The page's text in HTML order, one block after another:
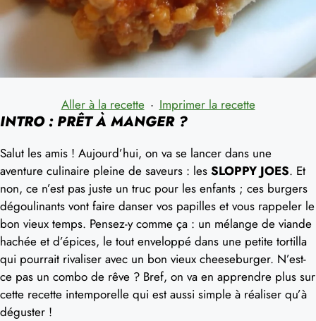
Aller à la recette · Imprimer la recette
INTRO : PRÊT À MANGER ?
Salut les amis ! Aujourd’hui, on va se lancer dans une
aventure culinaire pleine de saveurs : les SLOPPY JOES. Et
non, ce n’est pas juste un truc pour les enfants ; ces burgers
dégoulinants vont faire danser vos papilles et vous rappeler le
bon vieux temps. Pensez-y comme ça : un mélange de viande
hachée et d’épices, le tout enveloppé dans une petite tortilla
qui pourrait rivaliser avec un bon vieux cheeseburger. N’est-
ce pas un combo de rêve ? Bref, on va en apprendre plus sur
cette recette intemporelle qui est aussi simple à réaliser qu’à
déguster !